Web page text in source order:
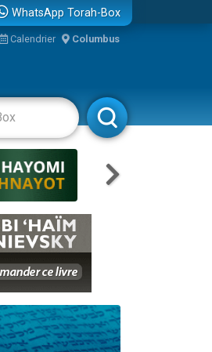
WhatsApp Torah-Box
Calendrier Columbus
Rabbanim